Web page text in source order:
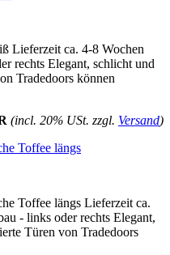
Lieferzeit ca. 4-8 Wochen
rechts Elegant, schlicht und
Tradedoors können
(incl. 20% USt. zzgl. Versand)
Toffee längs
Toffee längs Lieferzeit ca.
- links oder rechts Elegant,
Türen von Tradedoors